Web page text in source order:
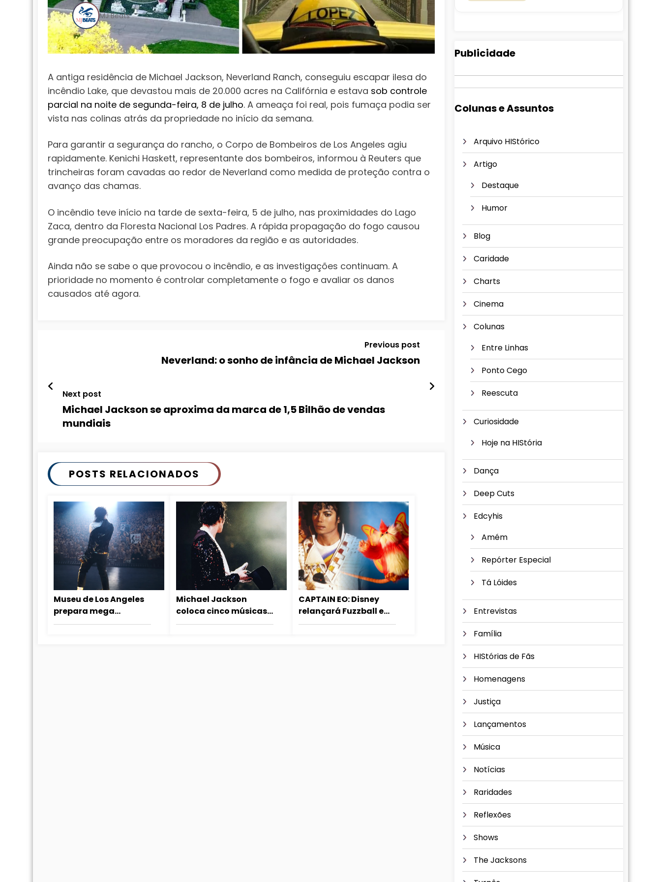
MJ Beats
A antiga residência de Michael Jackson, Neverland Ranch, conseguiu escapar ilesa do
incêndio Lake, que devastou mais de 20.000 acres na Califórnia e estava sob controle
parcial na noite de segunda-feira, 8 de julho. A ameaça foi real, pois fumaça podia ser
vista nas colinas atrás da propriedade no início da semana.
Para garantir a segurança do rancho, o Corpo de Bombeiros de Los Angeles agiu
rapidamente. Kenichi Haskett, representante dos bombeiros, informou à Reuters que
trincheiras foram cavadas ao redor de Neverland como medida de proteção contra o
avanço das chamas.
O incêndio teve início na tarde de sexta-feira, 5 de julho, nas proximidades do Lago
Zaca, dentro da Floresta Nacional Los Padres. A rápida propagação do fogo causou
grande preocupação entre os moradores da região e as autoridades.
Ainda não se sabe o que provocou o incêndio, e as investigações continuam. A
prioridade no momento é controlar completamente o fogo e avaliar os danos
causados até agora.
Previous post
Neverland: o sonho de infância de Michael Jackson
Next post
Michael Jackson se aproxima da marca de 1,5 Bilhão de vendas
mundiais
POSTS RELACIONADOS
Museu de Los Angeles
prepara mega
exibição de MICHAEL a
Michael Jackson
coloca cinco músicas
entre as mais ouvidas
CAPTAIN EO: Disney
relançará Fuzzball em
pelúcia
Publicidade
Colunas e Assuntos
Arquivo HIStórico
Artigo
Destaque
Humor
Blog
Caridade
Charts
Cinema
Colunas
Entre Linhas
Ponto Cego
Reescuta
Curiosidade
Hoje na HIStória
Dança
Deep Cuts
Edcyhis
Amém
Repórter Especial
Tá Lóides
Entrevistas
Família
HIStórias de Fãs
Homenagens
Justiça
Lançamentos
Música
Notícias
Raridades
Reflexões
Shows
The Jacksons